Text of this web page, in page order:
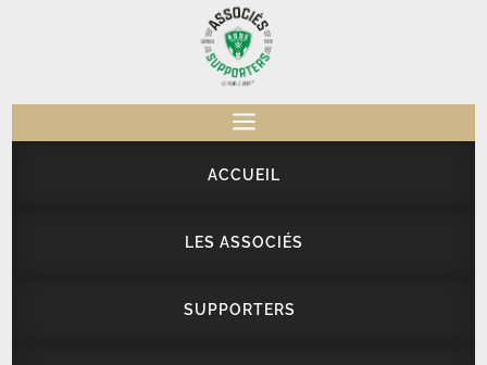
a
ACCUEIL
LES ASSOCIÉS
SUPPORTERS